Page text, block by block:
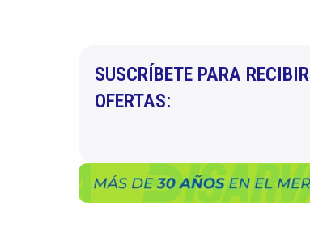
SUSCRÍBETE PARA RECIBIR
OFERTAS: